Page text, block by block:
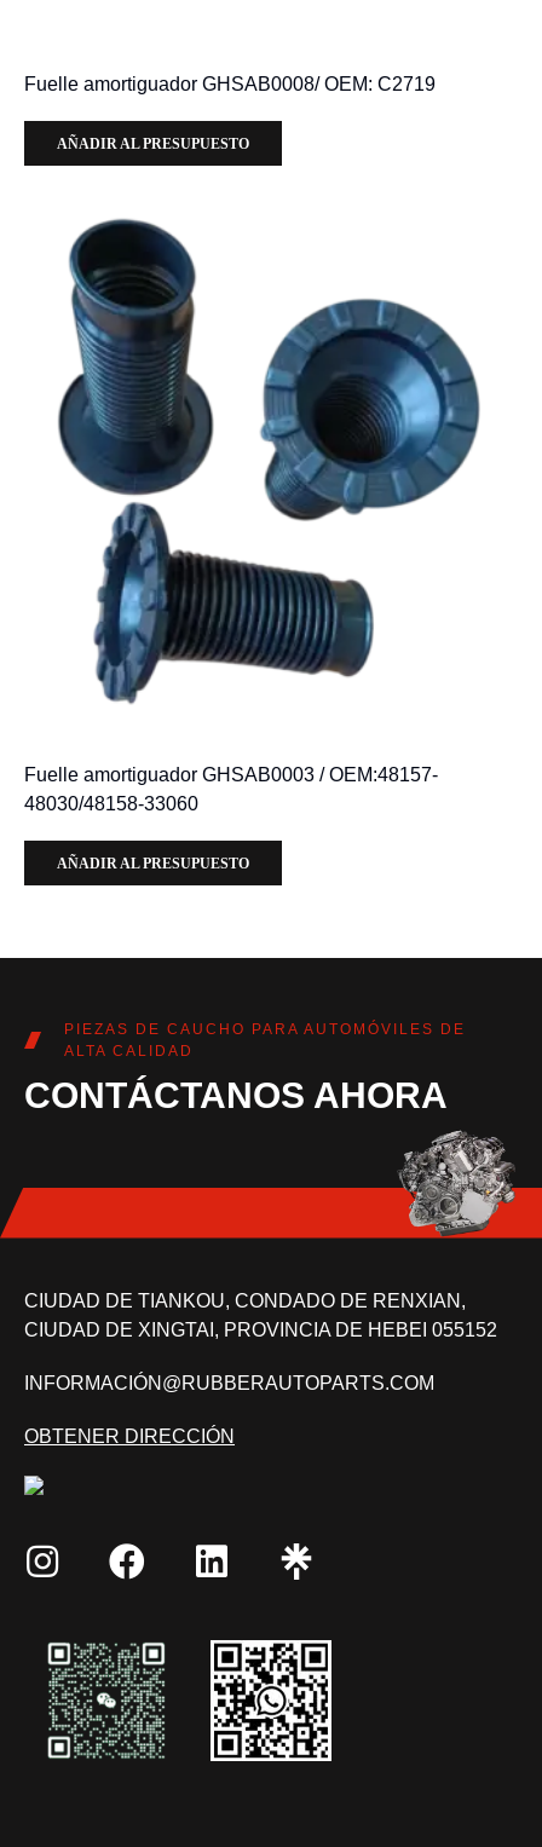
Fuelle amortiguador GHSAB0008/ OEM: C2719
AÑADIR AL PRESUPUESTO
Fuelle amortiguador GHSAB0003 / OEM:48157-
48030/48158-33060
AÑADIR AL PRESUPUESTO
PIEZAS DE CAUCHO PARA AUTOMÓVILES DE
ALTA CALIDAD
CONTÁCTANOS AHORA
CIUDAD DE TIANKOU, CONDADO DE RENXIAN,
CIUDAD DE XINGTAI, PROVINCIA DE HEBEI 055152
INFORMACIÓN@RUBBERAUTOPARTS.COM
OBTENER DIRECCIÓN